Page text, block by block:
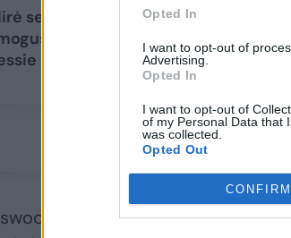
Opted In
I want to opt-out of
Advertising.
Opted In
I want to opt-out of
of my Personal Data that
was collected.
Opted Out
CONFIRM
seniausias JAV
– 114 metų
Brown
vyru
metų
kokia jo
sakė neturįs jokių savo